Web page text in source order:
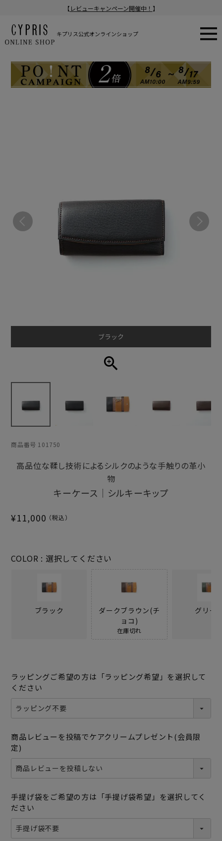
【 レビューキャンペーン開催中！ 】
キプリス公式オンラインショップ
ブラック
商品番号 101750
高品位な鞣し技術によるシルクのような手触りの革小
物
キーケース｜シルキーキップ
¥11,000
COLOR 選択してください
ブラック
ダークブラウン(チ
ョコ)
在庫切れ
グリー
ラッピングご希望の方は「ラッピング希望」を選択して
ください
商品レビューを投稿でケアクリームプレゼント(会員限
定)
手提げ袋をご希望の方は「手提げ袋希望」を選択してく
ださい